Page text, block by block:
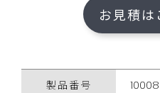
お見積は
製品番号